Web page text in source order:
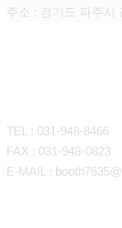
주소 : 경기도 파주시
TEL : 031-948-8466
FAX : 031-948-0823
E-MAIL :